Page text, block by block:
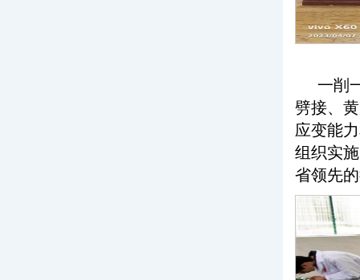
一削
劈接、
应变能
组织实
省领先